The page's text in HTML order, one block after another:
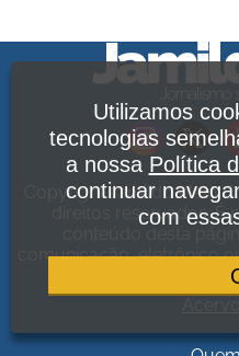
Copyright Jamildo Melo
direitos reservados. É
conteúdo desta
comunicação, eletrônico
Política de
Utilizamos
tecnologias
a nossa Política
continuar
com